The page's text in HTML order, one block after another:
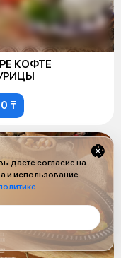
КОФТЕ
₸
даёте согласие на
и использование